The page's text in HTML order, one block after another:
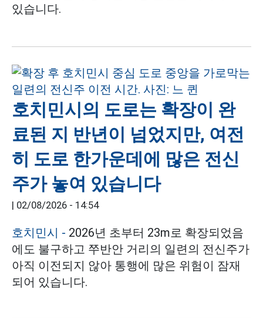
있습니다.
호치민시의 도로는 확장이 완
료된 지 반년이 넘었지만, 여전
히 도로 한가운데에 많은 전신
주가 놓여 있습니다
| 02/08/2026 - 14:54
호치민시 - 2026년 초부터 23m로 확장되었음
에도 불구하고 쭈반안 거리의 일련의 전신주가
아직 이전되지 않아 통행에 많은 위험이 잠재
되어 있습니다.